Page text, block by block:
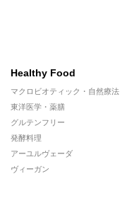
Healthy Food
マクロビオティック・自然療法
東洋医学・薬膳
グルテンフリー
発酵料理
アーユルヴェーダ
ヴィーガン